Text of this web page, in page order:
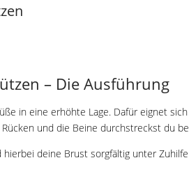
– Die Ausführung
in eine erhöhte Lage. Dafür eignet
und die Beine durchstreckst du
deine Brust sorgfältig unter